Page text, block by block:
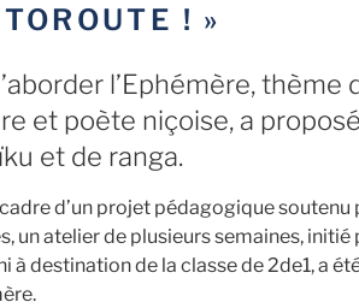
! »
l’Ephémère,
et poète niçoise, a
et de ranga.
d’un projet pédagogique soutenu
un atelier de plusieurs semaines,
à destination de la classe de 2de1, a